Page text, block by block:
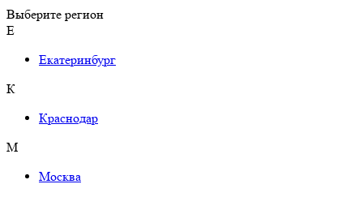
Выберите регион
Е
Екатеринбург
К
Краснодар
М
Москва